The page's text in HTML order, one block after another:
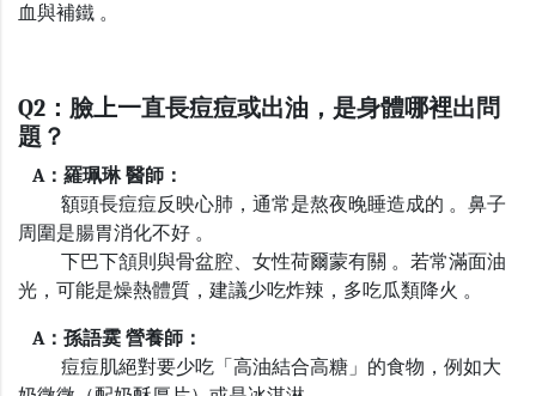
血與補鐵 。
Q2 ：臉上一直長痘痘或出油，是身體哪裡出問
題？
A ：羅珮琳 醫師：
額頭長痘痘反映心肺，通常是熬夜晚睡造成的 。鼻子
周圍是腸胃消化不好 。
下巴下頷則與骨盆腔、女性荷爾蒙有關 。若常滿面油
光，可能是燥熱體質，建議少吃炸辣，多吃瓜類降火 。
A ：孫語霙 營養師：
痘痘肌絕對要少吃「高油結合高糖」的食物，例如大